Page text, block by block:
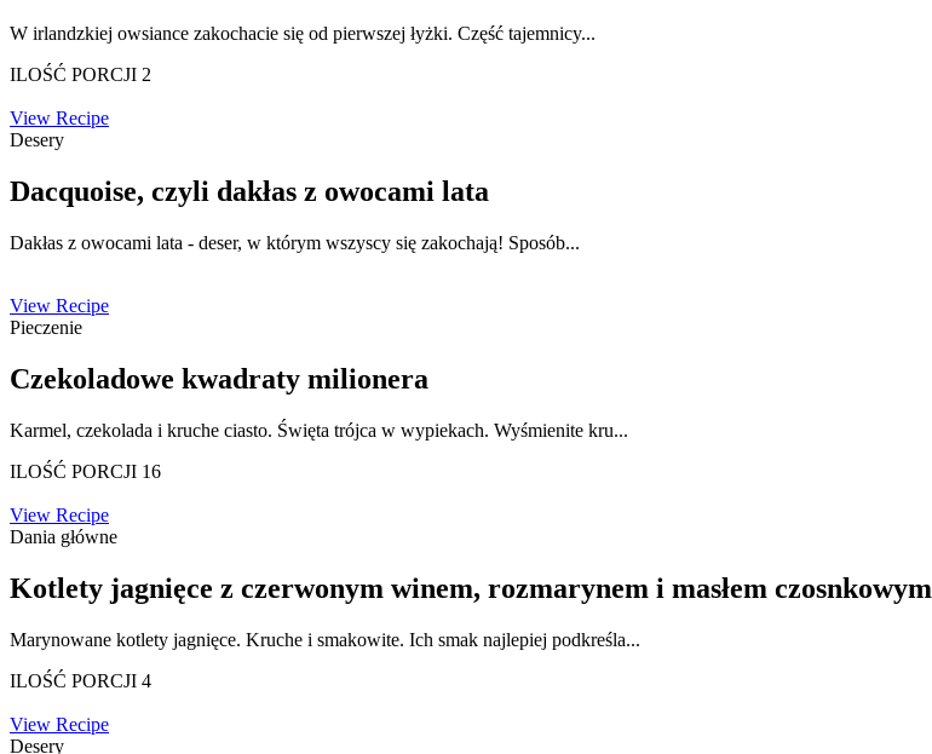
W irlandzkiej owsiance zakochacie się od pierwszej łyżki. Część tajemnicy...
ILOŚĆ PORCJI 2
View Recipe
Desery
Dacquoise, czyli dakłas z owocami lata
Dakłas z owocami lata - deser, w którym wszyscy się zakochają! Sposób...
View Recipe
Pieczenie
Czekoladowe kwadraty milionera
Karmel, czekolada i kruche ciasto. Święta trójca w wypiekach. Wyśmienite kru...
ILOŚĆ PORCJI 16
View Recipe
Dania główne
Kotlety jagnięce z czerwonym winem, rozmarynem i masłem czosnkowym
Marynowane kotlety jagnięce. Kruche i smakowite. Ich smak najlepiej podkreśla...
ILOŚĆ PORCJI 4
View Recipe
Desery